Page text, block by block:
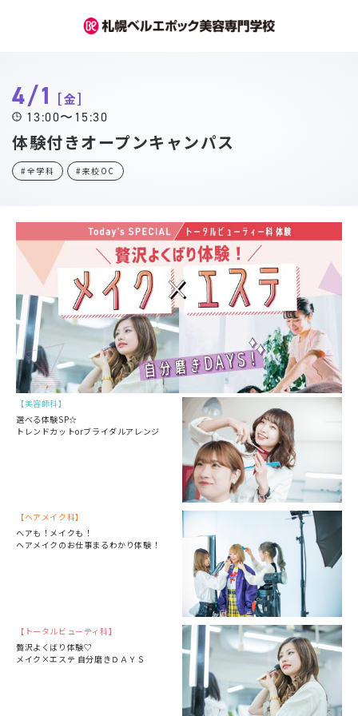
4/1 金
13:00〜15:30
体験付きオープンキャンパス
#全学科 #来校OC
美容師科
選べる体験SP☆
トレンドカットorブライダルアレンジ
ヘアメイク科
ヘアも！メイクも！
ヘアメイクのお仕事まるわかり体験！
トータルビューティ科
贅沢よくばり体験♡
メイク×エステ 自分磨きＤＡＹＳ